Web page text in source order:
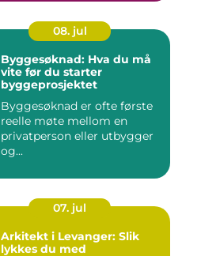
08. jul
Byggesøknad: Hva du må
vite før du starter
byggeprosjektet
Byggesøknad er ofte første
reelle møte mellom en
privatperson eller utbygger
og...
07. jul
Arkitekt i Levanger: Slik
lykkes du med